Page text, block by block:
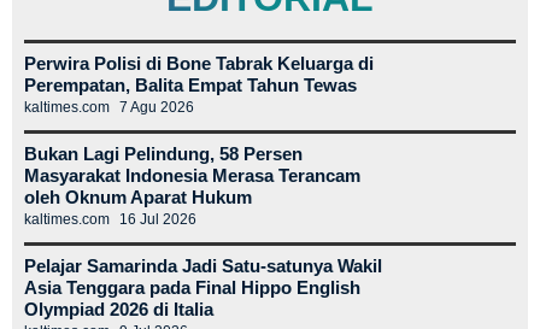
Perwira Polisi di Bone Tabrak Keluarga di
Perempatan, Balita Empat Tahun Tewas
kaltimes.com 7 Agu 2026
Bukan Lagi Pelindung, 58 Persen
Masyarakat Indonesia Merasa Terancam
oleh Oknum Aparat Hukum
kaltimes.com 16 Jul 2026
Pelajar Samarinda Jadi Satu-satunya Wakil
Asia Tenggara pada Final Hippo English
Olympiad 2026 di Italia